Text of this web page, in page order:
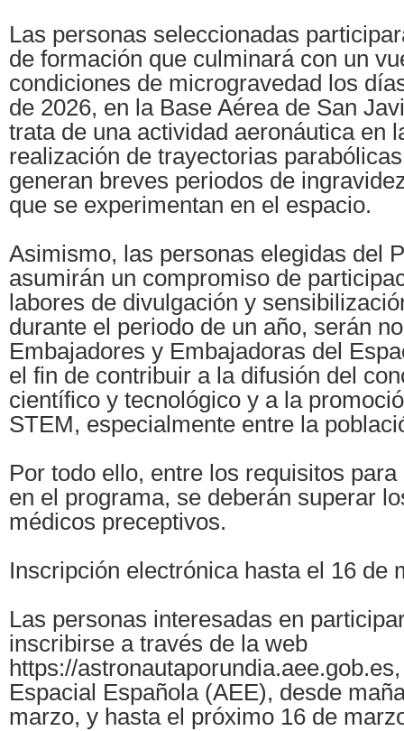
Las personas seleccionadas
de formación que culminará con un
condiciones de microgravedad los
de 2026, en la Base Aérea de San
trata de una actividad aeronáutica en
realización de trayectorias
generan breves periodos de
que se experimentan en el espacio.
Asimismo, las personas elegidas del
asumirán un compromiso de
labores de divulgación y
durante el periodo de un año, serán
Embajadores y Embajadoras del
el fin de contribuir a la difusión del
científico y tecnológico y a la
STEM, especialmente entre la
Por todo ello, entre los requisitos
en el programa, se deberán superar
médicos preceptivos.
Inscripción electrónica hasta el 16 de
Las personas interesadas en
inscribirse a través de la web
https://
Espacial Española (AEE), desde
marzo, y hasta el próximo 16 de